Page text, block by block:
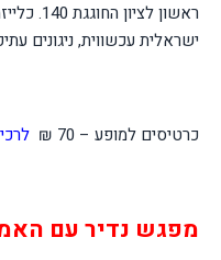
ראשון
ישראלית עכשווית, ניגונים
כרטיסים למופע – 70 ₪
מפגש נדיר עם